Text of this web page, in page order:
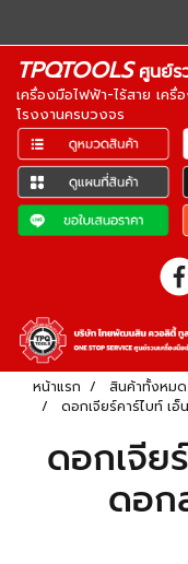
TPQTOOLSศูนย์ร
เครื่องมือไฟฟ้า-ไร้สาย เค
โรงงานครบวงจร
หน้าแรก สินค้าทั้งหมด
ดอกเจียร์คาร์ไบท์ เ
ดอกเจีย
ดอก